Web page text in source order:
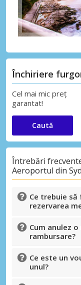
Închiriere
Cel mai mic preț
garantat!
Caută
Întrebări
Aeroportul din
Ce trebuie
rezervarea
Cum anulez
rambursare?
Ce este un
unul?